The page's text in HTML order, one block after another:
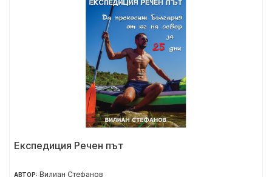
Експедиция Речен път
АВТОР: Вилиан Стефанов